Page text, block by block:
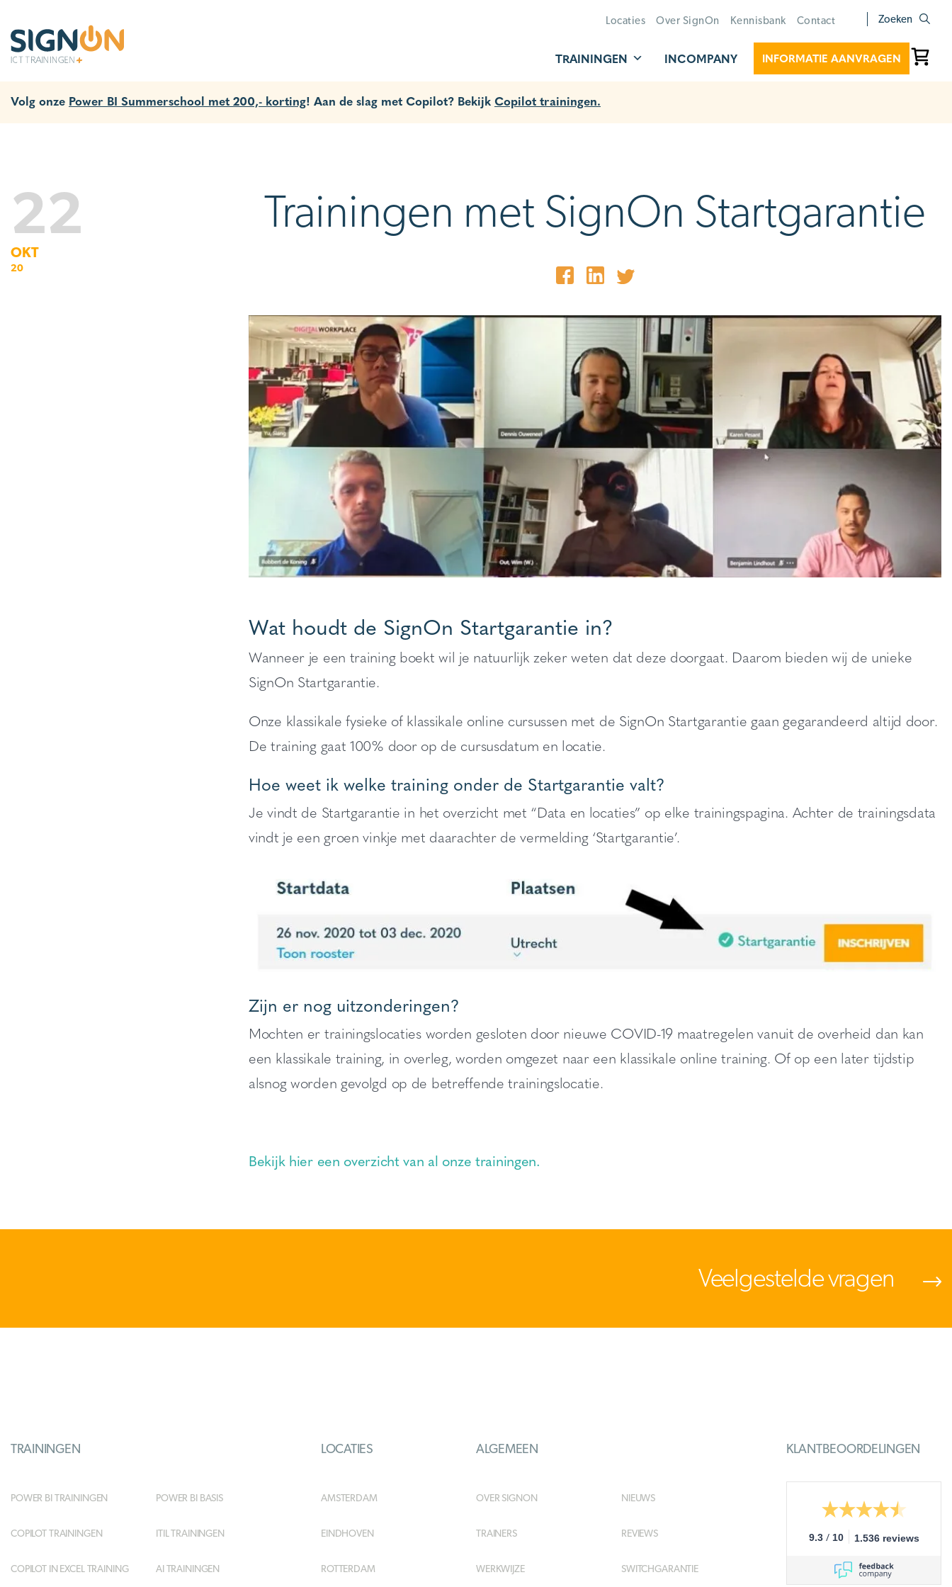
Locaties Over SignOn Kennisbank Contact Zoeken
TRAININGEN INCOMPANY INFORMATIE AANVRAGEN
Volg onze Power BI Summerschool met 200,- korting! Aan de slag met Copilot? Bekijk Copilot trainingen.
22
OKT
20
Trainingen met SignOn Startgarantie
Wat houdt de SignOn Startgarantie in?
Wanneer je een training boekt wil je natuurlijk zeker weten dat deze doorgaat. Daarom bieden wij de unieke
SignOn Startgarantie.
Onze klassikale fysieke of klassikale online cursussen met de SignOn Startgarantie gaan gegarandeerd altijd door.
De training gaat 100% door op de cursusdatum en locatie.
Hoe weet ik welke training onder de Startgarantie valt?
Je vindt de Startgarantie in het overzicht met “Data en locaties” op elke trainingspagina. Achter de trainingsdata
vindt je een groen vinkje met daarachter de vermelding ‘Startgarantie’.
Zijn er nog uitzonderingen?
Mochten er trainingslocaties worden gesloten door nieuwe COVID-19 maatregelen vanuit de overheid dan kan
een klassikale training, in overleg, worden omgezet naar een klassikale online training. Of op een later tijdstip
alsnog worden gevolgd op de betreffende trainingslocatie.
Bekijk hier een overzicht van al onze trainingen.
Veelgestelde vragen
TRAININGEN
POWER BI TRAININGEN POWER BI BASIS
COPILOT TRAININGEN ITIL TRAININGEN
COPILOT IN EXCEL TRAINING AI TRAININGEN
LOCATIES
AMSTERDAM
EINDHOVEN
ROTTERDAM
ALGEMEEN
OVER SIGNON NIEUWS
TRAINERS REVIEWS
WERKWIJZE SWITCHGARANTIE
KLANTBEOORDELINGEN
9.3 / 10 1.536 reviews